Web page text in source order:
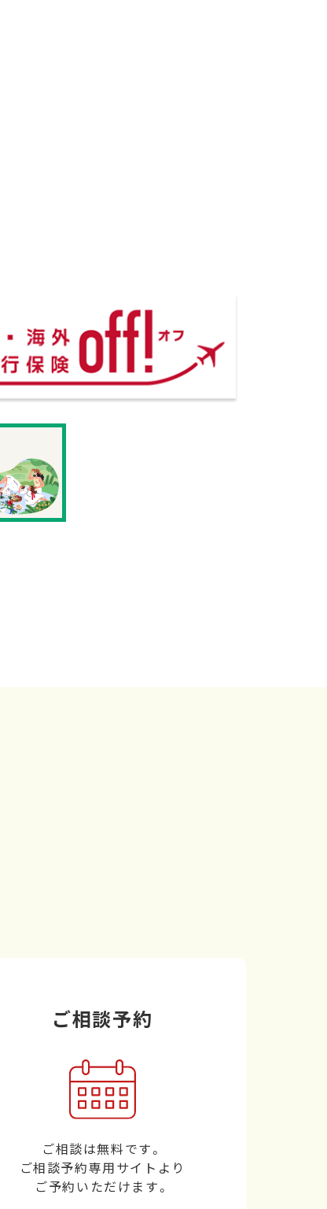
ご相談予約
ご相談は無料です。
ご相談予約専用サイトより
ご予約いただけます。